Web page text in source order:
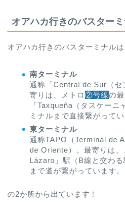
オアハカ行きのバスター
オアハカ行きのバスターミナルは
南ターミナル
通称「Central de Sur（セ
寄りは、メトロ ②号線の
「Taxqueña（タスケーニ
ミナルまで直接繋がってい
東ターミナル
通称TAPO（Terminal de
de Oriente）。最寄りは、
Lázaro」駅（B線と交わ
まで道が繋がっています。
の2か所から出ています！